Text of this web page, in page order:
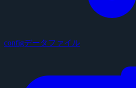
configデータファイル